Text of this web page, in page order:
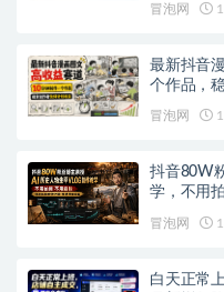
冒泡网
最新抖音
个作品，
冒泡网
抖音80W
学，不用
冒泡网
白天正常